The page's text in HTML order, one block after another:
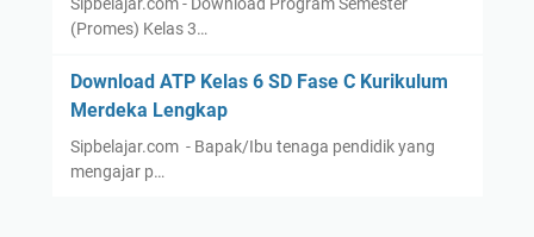
(Promes) Kelas 3…
Download ATP Kelas 6 SD Fase C Kurikulum
Merdeka Lengkap
Sipbelajar.com - Bapak/Ibu tenaga pendidik yang
mengajar p…